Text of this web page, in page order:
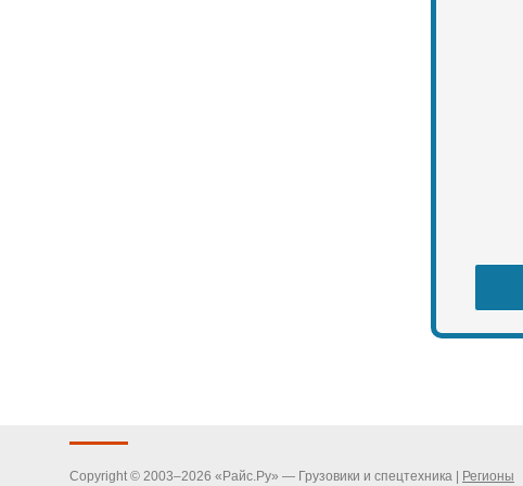
Copyright © 2003–2026 «Райс.Ру» — Грузовики и спецтехника | Регионы